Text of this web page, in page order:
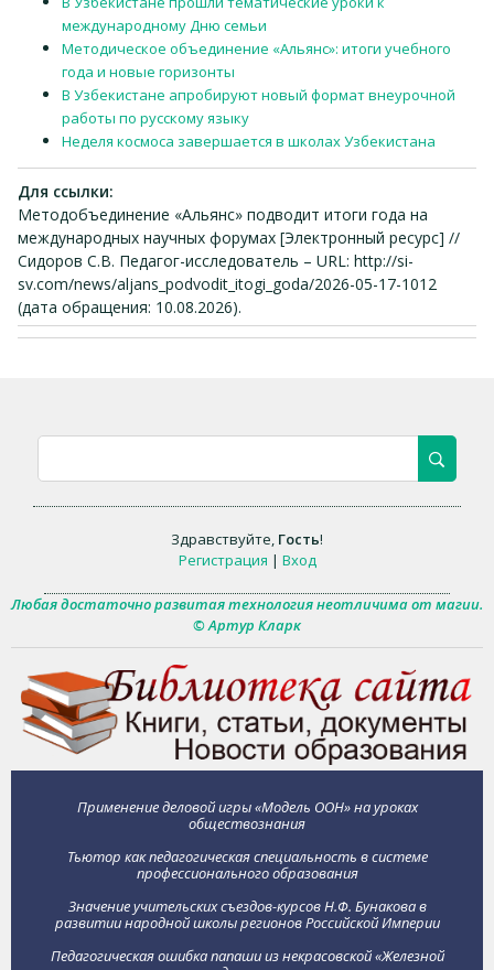
международному Дню семьи
Методическое объединение «Альянс»: итоги учебного
года и новые горизонты
В Узбекистане апробируют новый формат внеурочной
работы по русскому языку
Неделя космоса завершается в школах Узбекистана
Для ссылки:
Методобъединение «Альянс» подводит итоги года на
международных научных форумах [Электронный ресурс] //
Сидоров С.В. Педагог-исследователь – URL: http://si-
sv.com/news/aljans_podvodit_itogi_goda/2026-05-17-1012
(дата обращения: 10.08.2026).
Здравствуйте, Гость!
Регистрация | Вход
Любая достаточно развитая технология неотличима от магии.
© Артур Кларк
Применение деловой игры «Модель ООН» на уроках
обществознания
Тьютор как педагогическая специальность в системе
профессионального образования
Значение учительских съездов-курсов Н.Ф. Бунакова в
развитии народной школы регионов Российской Империи
Педагогическая ошибка папаши из некрасовской «Железной